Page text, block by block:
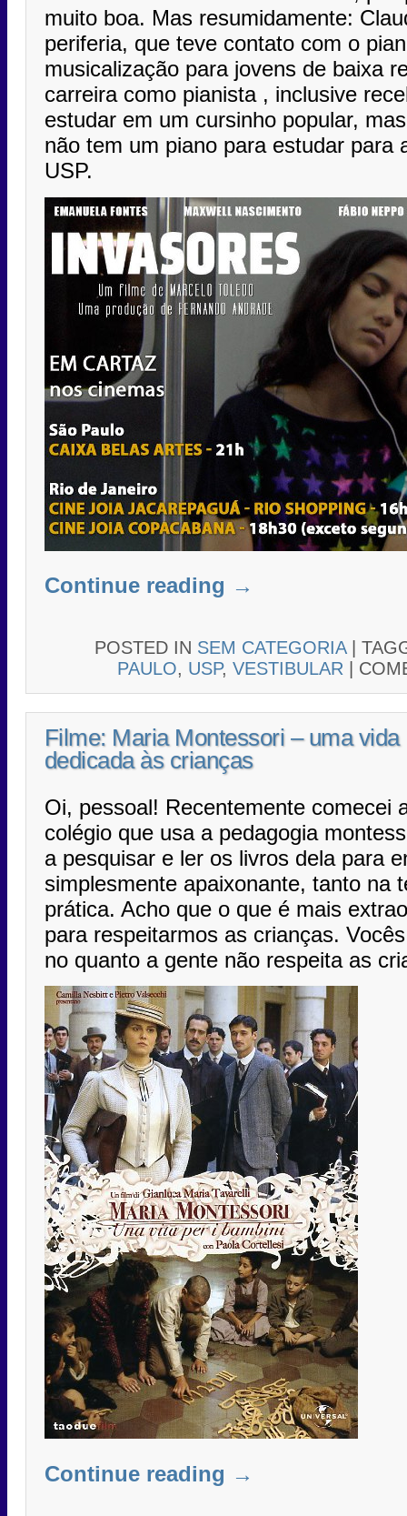
muito boa. Mas resumidamente:
periferia, que teve contato com o
musicalização para jovens de baixa
carreira como pianista , inclusive
estudar em um cursinho popular,
não tem um piano para estudar para
USP.
Continue reading →
POSTED IN SEM CATEGORIA |
PAULO, USP, VESTIBULAR |
Filme: Maria Montessori – uma vida
dedicada às crianças
Oi, pessoal! Recentemente comecei
colégio que usa a pedagogia
a pesquisar e ler os livros dela para
simplesmente apaixonante, tanto na
prática. Acho que o que é mais
para respeitarmos as crianças.
no quanto a gente não respeita as
Continue reading →